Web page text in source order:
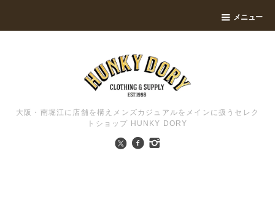
メニュー
大阪・南堀江に店舗を構えメンズカジュアルをメインに扱うセレク
トショップ HUNKY DORY